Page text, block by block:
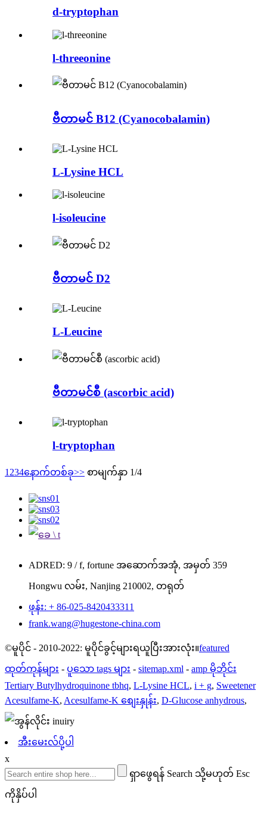
d-tryptophan
l-threeonine
ဗီတာမင် B12 (Cyanocobalamin)
L-Lysine HCL
l-isoleucine
ဗီတာမင် D2
L-Leucine
ဗီတာမင်စီ (ascorbic acid)
l-tryptophan
1234နောက်တစ်ခု>> စာမျက်နှာ 1/4
ADRED: 9 / f, fortune အဆောက်အအုံ, အမှတ် 359
Hongwu လမ်း, Nanjing 210002, တရုတ်
ဖုန်း: + 86-025-8420433311
frank.wang@hugestone-china.com
©မူပိုင် - 2010-2022: မူပိုင်ခွင့်များရယူပြီးအားလုံး။featured
ထုတ်ကုန်များ - ပူသော tags များ - sitemap.xml - amp မိုဘိုင်း
Tertiary Butylhydroquinone tbhq, L-Lysine HCL, i + g, Sweetener
Acesulfame-K, Acesulfame-K စျေးနှုန်း, D-Glucose anhydrous,
အီးမေးလ်ပို့ပါ
x
ရှာဖွေရန် Search သို့မဟုတ် Esc
ကိုနှိပ်ပါ